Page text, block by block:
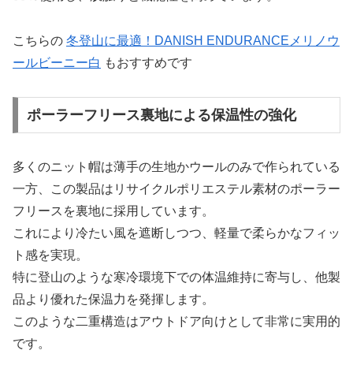
こちらの 冬登山に最適！DANISH ENDURANCEメリノウ
ールビーニー白 もおすすめです
ポーラーフリース裏地による保温性の強化
多くのニット帽は薄手の生地かウールのみで作られている
一方、この製品はリサイクルポリエステル素材のポーラー
フリースを裏地に採用しています。
これにより冷たい風を遮断しつつ、軽量で柔らかなフィッ
ト感を実現。
特に登山のような寒冷環境下での体温維持に寄与し、他製
品より優れた保温力を発揮します。
このような二重構造はアウトドア向けとして非常に実用的
です。